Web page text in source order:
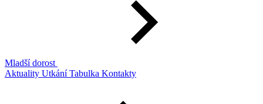
Mladší dorost
Aktuality UtkáníTabulka Kontakty